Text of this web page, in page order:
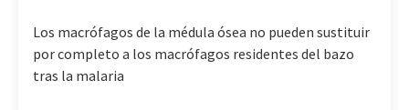
Los macrófagos de la médula ósea no pueden sustituir
por completo a los macrófagos residentes del bazo
tras la malaria